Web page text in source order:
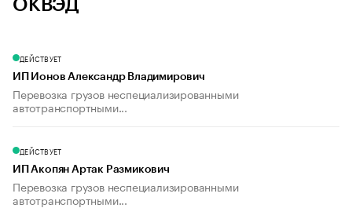
ОКВЭД
ДЕЙСТВУЕТ
ИП Ионов Александр Владимирович
Перевозка грузов неспециализированными
автотранспортными...
ДЕЙСТВУЕТ
ИП Акопян Артак Размикович
Перевозка грузов неспециализированными
автотранспортными...